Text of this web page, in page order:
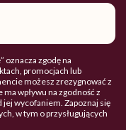
oznacza zgodę na
promocjach lub
możesz zrezygnować z
wpływu na zgodność z
wycofaniem. Zapoznaj się
w tym o przysługujących